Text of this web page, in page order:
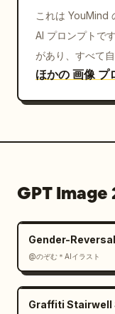
トレーションとプ
インの融合"
ワールドクラス
ーを作成する。横
}
これは YouMind
AI プロンプトで
があり、すべて
ほかの 画像 プ
GPT Image
Gender-
@のぞむ＊AIイラスト
Graffiti Stairwell